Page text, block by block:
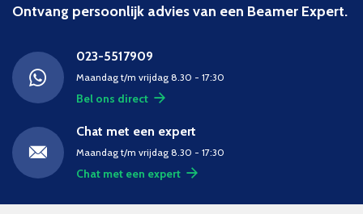
Ontvang persoonlijk advies van een Beamer Expert.
023-5517909
Maandag t/m vrijdag 8.30 - 17:30
Bel ons direct
Chat met een expert
Maandag t/m vrijdag 8.30 - 17:30
Chat met een expert